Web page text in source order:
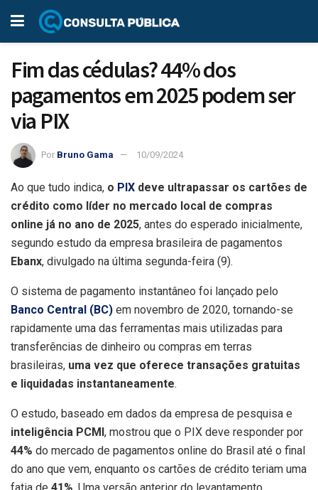
Fim das cédulas? 44% dos
pagamentos em 2025 podem ser
via PIX
Por Bruno Gama 10/09/2024
Ao que tudo indica, o PIX deve ultrapassar os cartões de
crédito como líder no mercado local de compras
online já no ano de 2025, antes do esperado inicialmente,
segundo estudo da empresa brasileira de pagamentos
Ebanx, divulgado na última segunda-feira (9).
O sistema de pagamento instantâneo foi lançado pelo
Banco Central (BC) em novembro de 2020, tornando-se
rapidamente uma das ferramentas mais utilizadas para
transferências de dinheiro ou compras em terras
brasileiras, uma vez que oferece transações gratuitas
e liquidadas instantaneamente.
O estudo, baseado em dados da empresa de pesquisa e
inteligência PCMI, mostrou que o PIX deve responder por
44% do mercado de pagamentos online do Brasil até o final
do ano que vem, enquanto os cartões de crédito teriam uma